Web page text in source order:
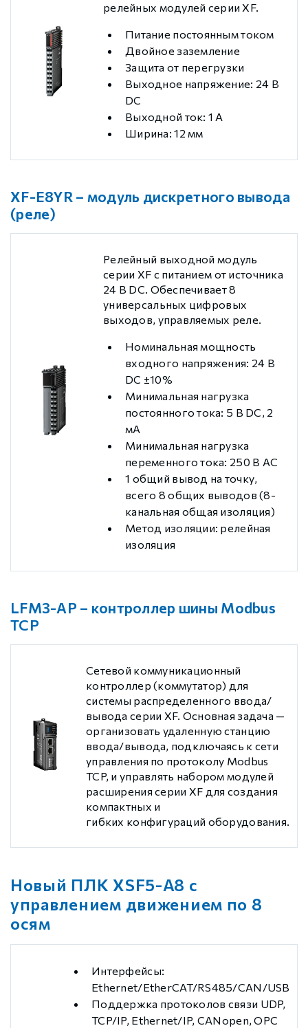
релейных модулей серии XF.
Питание постоянным током
Двойное заземление
Защита от перегрузки
Выходное напряжение: 24 В
DС
Выходной ток: 1 А
Ширина: 12 мм
XF-E8YR – модуль дискретного вывода
(реле)
Релейный выходной модуль
серии XF с питанием от источника
24 В DC. Обеспечивает 8
универсальных цифровых
выходов, управляемых реле.
Номинальная мощность
входного напряжения: 24 В
DC ±10%
Минимальная нагрузка
постоянного тока: 5 В DC, 2
мА
Минимальная нагрузка
переменного тока: 250 В AC
1 общий вывод на точку,
всего 8 общих выводов (8-
канальная общая изоляция)
Метод изоляции: релейная
изоляция
LFM3-AP – контроллер шины Modbus
TCP
Сетевой коммуникационный
контроллер (коммутатор) для
системы распределенного ввода/
вывода серии XF. Основная задача —
организовать удаленную станцию
ввода/вывода, подключаясь к сети
управления по протоколу Modbus
TCP, и управлять набором модулей
расширения серии XF для создания
компактных и
гибких конфигураций оборудования.
Новый ПЛК XSF5-A8 с
управлением движением по 8
осям
Интерфейсы:
Ethernet/EtherCAT/RS485/CAN/USB
Поддержка протоколов связи UDP,
TCP/IP, Ethernet/IP, CANopen, OPC